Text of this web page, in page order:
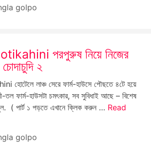
golpo
পরপুরুষ নিয়ে নিজের
২
লাঞ্চ সেরে ফার্ম-হাউসে পৌছতে ৪টে হয়ে
তল ফার্ম-হাউসটা চমৎকার, সব সুবিধাই আছে – বিশেষ
( পার্ট ১ পড়তে এখানে ক্লিক করুন … Read
golpo